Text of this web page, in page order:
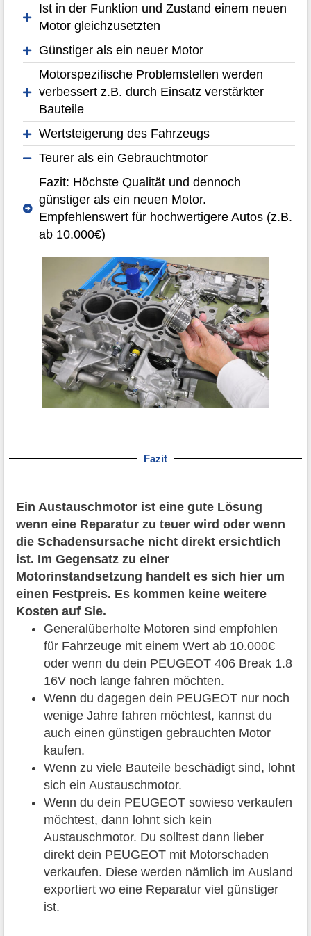
Ist in der Funktion und Zustand einem neuen
Motor gleichzusetzten
Günstiger als ein neuer Motor
Motorspezifische Problemstellen werden
verbessert z.B. durch Einsatz verstärkter
Bauteile
Wertsteigerung des Fahrzeugs
Teurer als ein Gebrauchtmotor
Fazit: Höchste Qualität und dennoch
günstiger als ein neuen Motor.
Empfehlenswert für hochwertigere Autos (z.B.
ab 10.000€)
Fazit
Ein Austauschmotor ist eine gute Lösung
wenn eine Reparatur zu teuer wird oder wenn
die Schadensursache nicht direkt ersichtlich
ist. Im Gegensatz zu einer
Motorinstandsetzung handelt es sich hier um
einen Festpreis. Es kommen keine weitere
Kosten auf Sie.
Generalüberholte Motoren sind empfohlen
für Fahrzeuge mit einem Wert ab 10.000€
oder wenn du dein PEUGEOT 406 Break 1.8
16V noch lange fahren möchten.
Wenn du dagegen dein PEUGEOT nur noch
wenige Jahre fahren möchtest, kannst du
auch einen günstigen gebrauchten Motor
kaufen.
Wenn zu viele Bauteile beschädigt sind, lohnt
sich ein Austauschmotor.
Wenn du dein PEUGEOT sowieso verkaufen
möchtest, dann lohnt sich kein
Austauschmotor. Du solltest dann lieber
direkt dein PEUGEOT mit Motorschaden
verkaufen. Diese werden nämlich im Ausland
exportiert wo eine Reparatur viel günstiger
ist.